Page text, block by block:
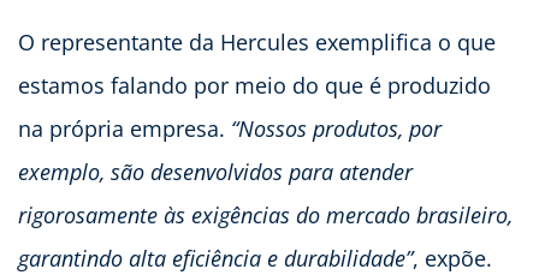
O representante da Hercules exemplifica o que
estamos falando por meio do que é produzido
na própria empresa. “Nossos produtos, por
exemplo, são desenvolvidos para atender
rigorosamente às exigências do mercado brasileiro,
garantindo alta eficiência e durabilidade”, expõe.